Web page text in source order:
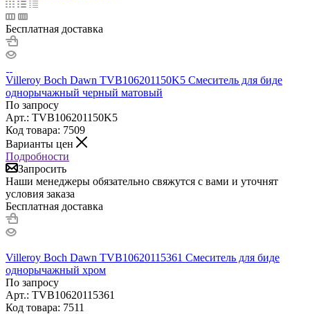
Бесплатная доставка
Villeroy Boch Dawn TVB106201150K5 Смеситель для биде
однорычажный черный матовый
По запросу
Арт.: TVB106201150K5
Код товара: 7509
Варианты цен
Подробности
Запросить
Наши менеджеры обязательно свяжутся с вами и уточнят
условия заказа
Бесплатная доставка
Villeroy Boch Dawn TVB10620115361 Смеситель для биде
однорычажный хром
По запросу
Арт.: TVB10620115361
Код товара: 7511